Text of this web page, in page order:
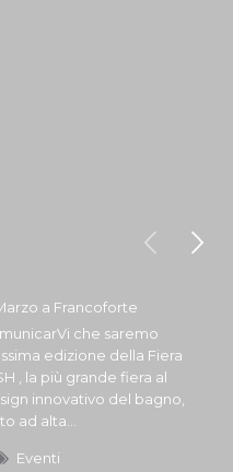
a Francoforte
che saremo
edizione della Fiera
, la più grande fiera al
innovativo del bagno,
ad alta...
Eventi